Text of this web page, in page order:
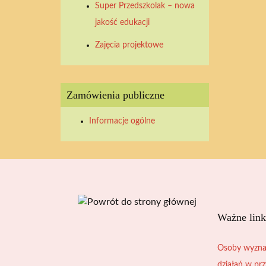
20262026 2026202620262026
Super Przedszkolak – nowa
jakość edukacji
Zajęcia projektowe
Zamówienia publiczne
Informacje ogólne
Ważne
Osoby